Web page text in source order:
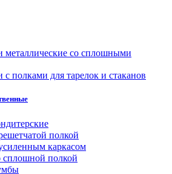
металлические со сплошными
с полками для тарелок и стаканов
полкой
каркасом
сплошной полкой